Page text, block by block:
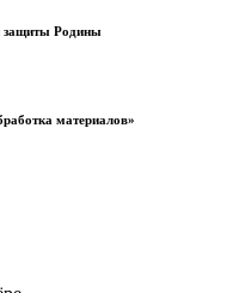
защиты Родины
материалов»